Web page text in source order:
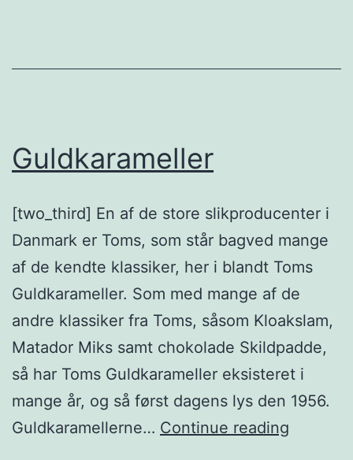
Guldkarameller
[two_third] En af de store slikproducenter i
Danmark er Toms, som står bagved mange
af de kendte klassiker, her i blandt Toms
Guldkarameller. Som med mange af de
andre klassiker fra Toms, såsom Kloakslam,
Matador Miks samt chokolade Skildpadde,
så har Toms Guldkarameller eksisteret i
mange år, og så først dagens lys den 1956.
Guldkaramellerne… Continue reading